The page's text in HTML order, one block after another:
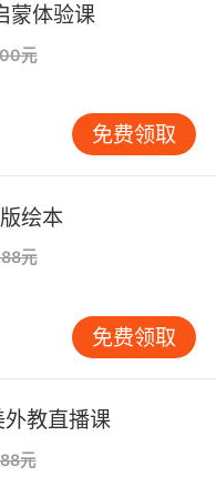
学习的最佳方式之
主代词相关的小游
一些物品，让孩子
他们。这样，孩子
能在游戏中获得乐
子记忆语言的有效
物主代词的歌曲或
中自然掌握“ours”
的英文儿歌，让孩
。
知识的重要方法。
“These books are
地理解“ours”的用
。
蒙体验课
元
免费领取
绘本
元
免费领取
教直播课
元